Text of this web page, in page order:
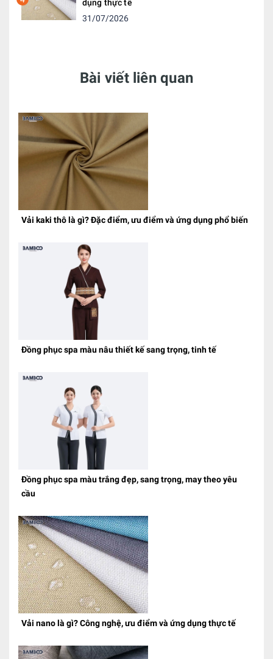
dụng thực tế
31/07/2026
Bài viết liên quan
Vải kaki thô là gì? Đặc điểm, ưu điểm và ứng dụng phổ biến
Đồng phục spa màu nâu thiết kế sang trọng, tinh tế
Đồng phục spa màu trắng đẹp, sang trọng, may theo yêu
cầu
Vải nano là gì? Công nghệ, ưu điểm và ứng dụng thực tế